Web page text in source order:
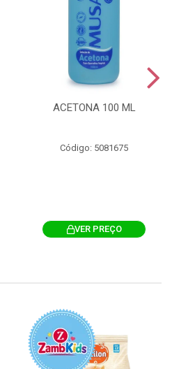
ACETONA 100 ML
Código: 5081675
VER PREÇO